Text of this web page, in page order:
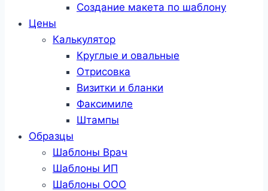
Создание макета по шаблону
Цены
Калькулятор
Круглые и овальные
Отрисовка
Визитки и бланки
Факсимиле
Штампы
Образцы
Шаблоны Врач
Шаблоны ИП
Шаблоны ООО